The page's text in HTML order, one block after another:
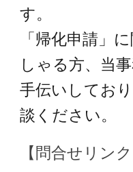
す。
「帰化申請」
しゃる方、当
手伝いしてお
談ください。
【問合せリンク